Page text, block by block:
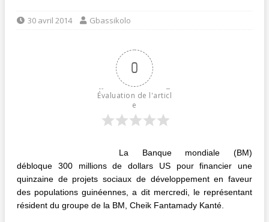
30 avril 2014 Gbassikolo
0
Évaluation de l'articl
e
La Banque mondiale (BM)
débloque 300 millions de dollars US pour financier une
quinzaine de projets sociaux de développement en faveur
des populations guinéennes, a dit mercredi, le représentant
résident du groupe de la BM, Cheik Fantamady Kanté.